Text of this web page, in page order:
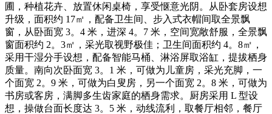
圃，种植花卉、放置休闲桌椅，享受惬意光阴。从卧套房设想
升级，面积约 17㎡，配备卫生间、步入式衣帽间取全景飘
窗，从卧面宽 3。4 米，进深 4。7 米，空间宽敞舒服，全景飘
窗面积约 2。3㎡，采光取视野极佳；卫生间面积约 4。8㎡，
采用干湿分手设想，配备智能马桶、淋浴屏取浴缸，提拔栖身
质量。南向次卧面宽 3。1 米，可做为儿童房，采光充脚，一
个面宽 2。9 米，可做为白叟房，另一个面宽 2。8 米，可做为
书房或客房，满脚多生齿家庭的栖身需求。厨房采用 L 型设
想，操做台面长度达 3。5 米，动线流利，取餐厅相邻，餐厅